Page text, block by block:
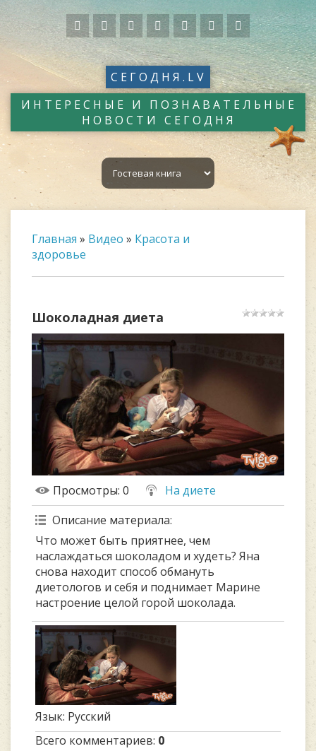
СЕГОДНЯ.LV
ИНТЕРЕСНЫЕ И ПОЗНАВАТЕЛЬНЫЕ
НОВОСТИ СЕГОДНЯ
Главная » Видео » Красота и
здоровье
Шоколадная диета
Просмотры: 0
На диете
Описание материала:
Что может быть приятнее, чем
наслаждаться шоколадом и худеть? Яна
снова находит способ обмануть
диетологов и себя и поднимает Марине
настроение целой горой шоколада.
Язык: Русский
Всего комментариев: 0